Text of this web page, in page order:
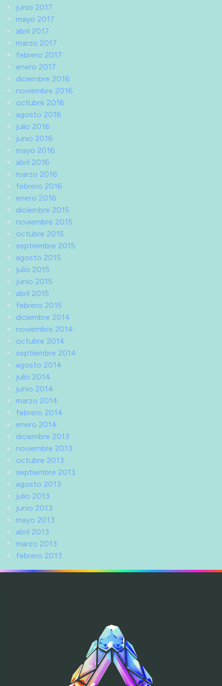
junio 2017
mayo 2017
abril 2017
marzo 2017
febrero 2017
enero 2017
diciembre 2016
noviembre 2016
octubre 2016
agosto 2016
julio 2016
junio 2016
mayo 2016
abril 2016
marzo 2016
febrero 2016
enero 2016
diciembre 2015
noviembre 2015
octubre 2015
septiembre 2015
agosto 2015
julio 2015
junio 2015
abril 2015
febrero 2015
diciembre 2014
noviembre 2014
octubre 2014
septiembre 2014
agosto 2014
julio 2014
junio 2014
marzo 2014
febrero 2014
enero 2014
diciembre 2013
noviembre 2013
octubre 2013
septiembre 2013
agosto 2013
julio 2013
junio 2013
mayo 2013
abril 2013
marzo 2013
febrero 2013